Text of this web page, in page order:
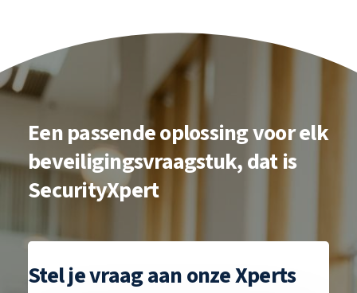
Een passendeoplossing voor elk
beveiligingsvraagstuk,dat is
SecurityXpert
Stel je vraag aan onze Xperts